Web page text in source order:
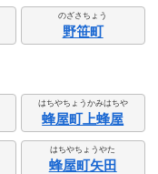
のざさちょう
野笹町
はちやちょうかみはちや
蜂屋町上蜂屋
はちやちょうやた
蜂屋町矢田